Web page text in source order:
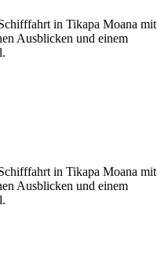
in Tikapa Moana mit
Ausblicken und einem
in Tikapa Moana mit
Ausblicken und einem